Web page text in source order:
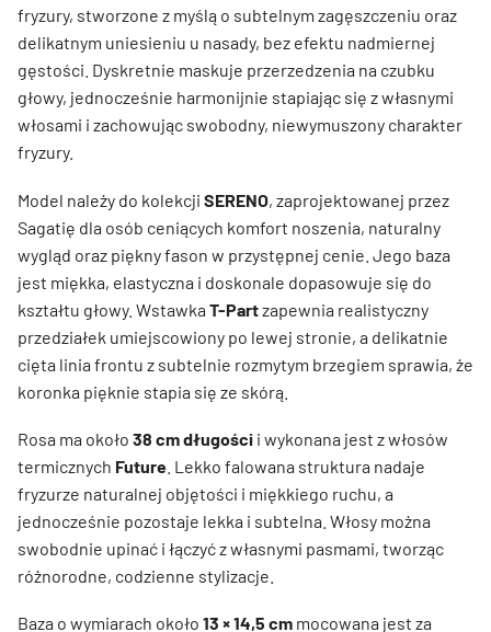
fryzury, stworzone z myślą o subtelnym zagęszczeniu oraz
delikatnym uniesieniu u nasady, bez efektu nadmiernej
gęstości. Dyskretnie maskuje przerzedzenia na czubku
głowy, jednocześnie harmonijnie stapiając się z własnymi
włosami i zachowując swobodny, niewymuszony charakter
fryzury.
Model należy do kolekcji SERENO, zaprojektowanej przez
Sagatię dla osób ceniących komfort noszenia, naturalny
wygląd oraz piękny fason w przystępnej cenie. Jego baza
jest miękka, elastyczna i doskonale dopasowuje się do
kształtu głowy. Wstawka T-Partzapewnia realistyczny
przedziałek umiejscowiony po lewej stronie, a delikatnie
cięta linia frontu z subtelnie rozmytym brzegiem sprawia, że
koronka pięknie stapia się ze skórą.
Rosa ma około 38 cm długości i wykonana jest z włosów
termicznych Future . Lekko falowana struktura nadaje
fryzurze naturalnej objętości i miękkiego ruchu, a
jednocześnie pozostaje lekka i subtelna. Włosy można
swobodnie upinać i łączyć z własnymi pasmami, tworząc
różnorodne, codzienne stylizacje.
Baza o wymiarach około 13 × 14,5 cm mocowana jest za